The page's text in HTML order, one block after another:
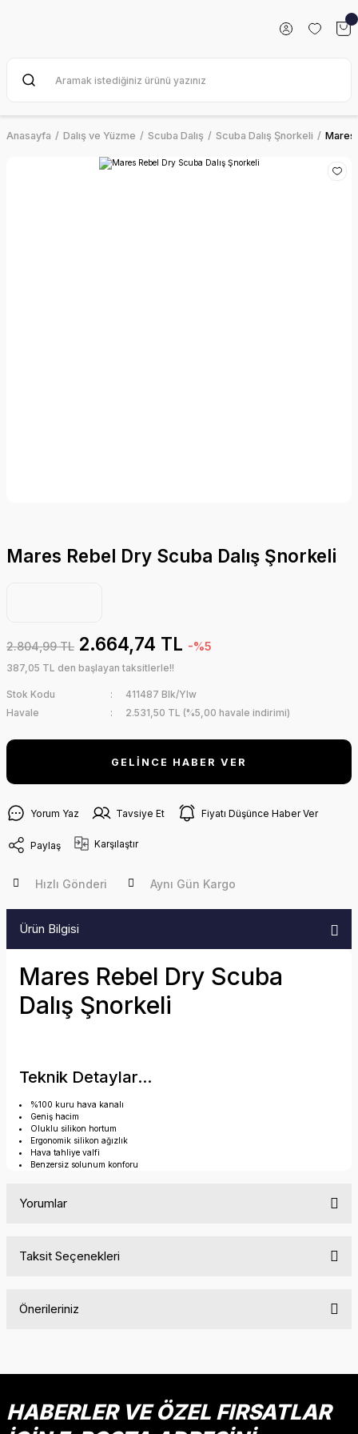
Anasayfa Dalış ve Yüzme Scuba Dalış Scuba Dalış Şnorkeli Mares
Mares Rebel Dry Scuba Dalış Şnorkeli
2.804,99 TL 2.664,74 TL -%5
387,05 TL den başlayan taksitlerle!!
Stok Kodu
411487 Blk/Ylw
Havale
2.531,50 TL (%5,00 havale indirimi)
GELİNCE HABER VER
Yorum Yaz Tavsiye Et Fiyatı Düşünce Haber Ver
Paylaş Karşılaştır
Hızlı Gönderi Aynı Gün Kargo
Ürün Bilgisi
Mares Rebel Dry Scuba
Dalış Şnorkeli
Teknik Detaylar...
%100 kuru hava kanalı
Geniş hacim
Oluklu silikon hortum
Ergonomik silikon ağızlık
Hava tahliye valfi
Benzersiz solunum konforu
Yorumlar
Taksit Seçenekleri
Önerileriniz
HABERLER VE ÖZEL FIRSATLAR